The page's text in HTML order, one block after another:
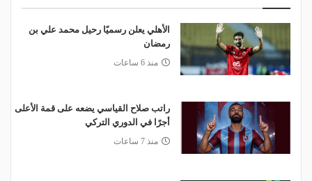
الأهلي يعلن رسميًا رحيل محمد علي بن
رمضان
منذ 6 ساعات
راتب صلاح القياسي يضعه على قمة الأعلى
أجرًا في الدوري التركي
منذ 7 ساعات